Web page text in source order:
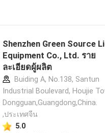
Shenzhen Green Source
Equipment Co., Ltd. ราย
ละเอียดผู้ผลิต
Buiding A, No.138, Santun
Industrial Boulevard, Houjie
Dongguan,Guangdong,China.
,ประเทศจีน
5.0